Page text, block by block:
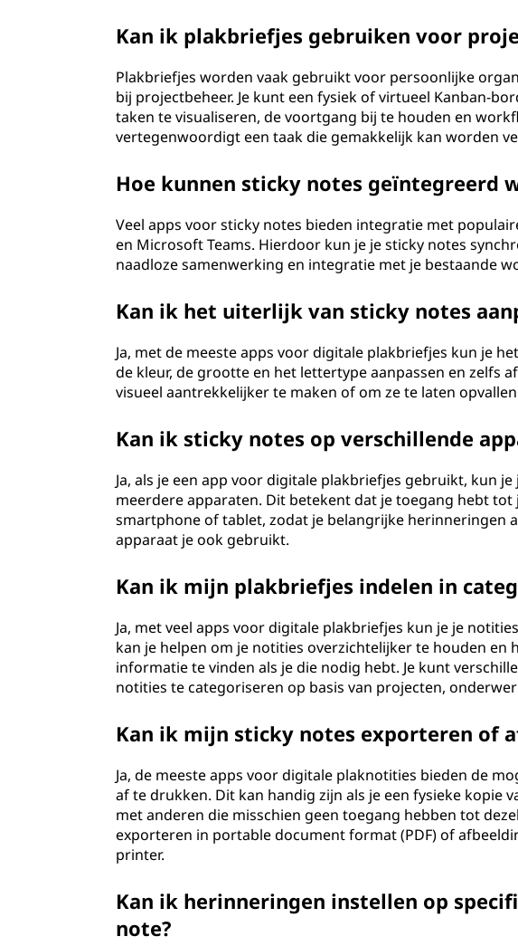
Kan ik plakbriefjes gebruiken voor
Plakbriefjes worden vaak gebruikt voor persoonlijke
bij projectbeheer. Je kunt een fysiek of virtueel Kanban-
taken te visualiseren, de voortgang bij te houden en
vertegenwoordigt een taak die gemakkelijk kan worden
Hoe kunnen sticky notes geïntegreerd
Veel apps voor sticky notes bieden integratie met
en Microsoft Teams. Hierdoor kun je je sticky notes
naadloze samenwerking en integratie met je bestaande
Kan ik het uiterlijk van sticky notes
Ja, met de meeste apps voor digitale plakbriefjes kun je
de kleur, de grootte en het lettertype aanpassen en zelfs
visueel aantrekkelijker te maken of om ze te laten
Kan ik sticky notes op verschillende
Ja, als je een app voor digitale plakbriefjes gebruikt, kun
meerdere apparaten. Dit betekent dat je toegang hebt tot
smartphone of tablet, zodat je belangrijke herinneringen
apparaat je ook gebruikt.
Kan ik mijn plakbriefjes indelen in
Ja, met veel apps voor digitale plakbriefjes kun je je
kan je helpen om je notities overzichtelijker te houden en
informatie te vinden als je die nodig hebt. Je kunt
notities te categoriseren op basis van projecten,
Kan ik mijn sticky notes exporteren of
Ja, de meeste apps voor digitale plaknotities bieden de
af te drukken. Dit kan handig zijn als je een fysieke kopie
met anderen die misschien geen toegang hebben tot
exporteren in portable document format (PDF) of
printer.
Kan ik herinneringen instellen op
note?